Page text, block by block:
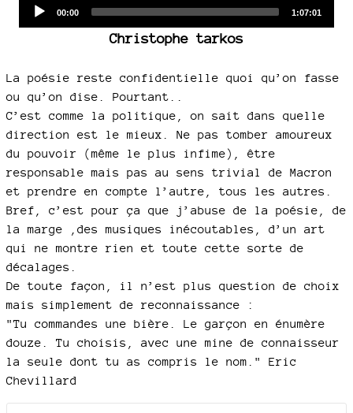
Current
00:00
Total
1:07:01
Christophe tarkos
La poésie reste confidentielle quoi qu’on fasse
ou qu’on dise. Pourtant..
C’est comme la politique, on sait dans quelle
direction est le mieux. Ne pas tomber amoureux
du pouvoir (même le plus infime), être
responsable mais pas au sens trivial de Macron
et prendre en compte l’autre, tous les autres.
Bref, c’est pour ça que j’abuse de la poésie, de
la marge ,des musiques inécoutables, d’un art
qui ne montre rien et toute cette sorte de
décalages.
De toute façon, il n’est plus question de choix
mais simplement de reconnaissance :
"Tu commandes une bière. Le garçon en énumère
douze. Tu choisis, avec une mine de connaisseur
la seule dont tu as compris le nom." Eric
Chevillard